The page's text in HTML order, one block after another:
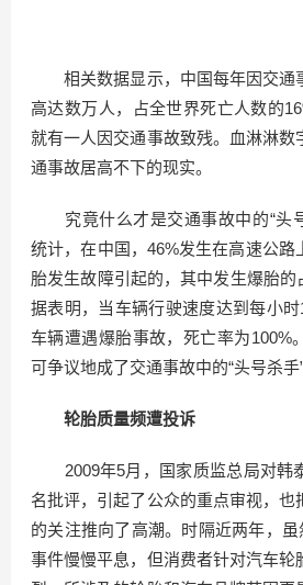
相关数据显示，中国每年因交通
高达数万人，占全世界死亡人数的
就有一人因交通事故致残。血淋淋数
通事故居高不下的现实。
究竟什么才是交通事故中的“头
统计，在中国，46%发生在高速公路
胎发生故障引起的，其中发生爆胎的
据表明，当车辆行驶速度达到每小
车辆遭遇爆胎事故，死亡率为100%
可争议地成了交通事故中的“头号杀手”
轮胎质量频遭投诉
2009年5月，国家质监总局对韩
名批评，引起了公众的重点审视，也
的关注推向了高潮。时隔近两年，虽
事件慢慢平息，但消费者针对汽车轮